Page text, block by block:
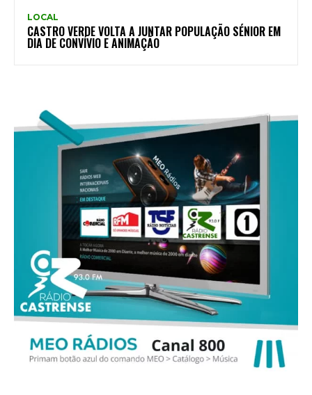
LOCAL
CASTRO VERDE VOLTA A JUNTAR POPULAÇÃO SÉNIOR EM
DIA DE CONVÍVIO E ANIMAÇÃO